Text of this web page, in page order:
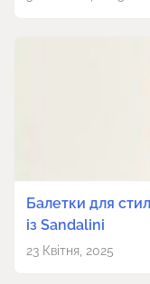
Балетки для
із Sandalini
23 Квітня, 2025